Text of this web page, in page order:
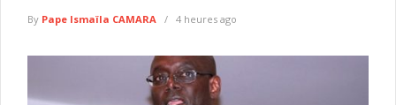
By Pape Ismaïla CAMARA 4 heures ago